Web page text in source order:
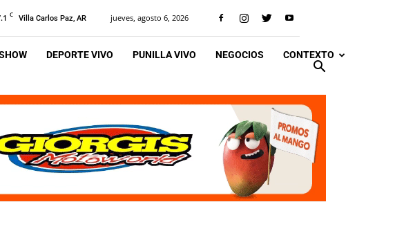
C Villa Carlos Paz, AR jueves, agosto 6, 2026
DEPORTE VIVO PUNILLA VIVO NEGOCIOS CONTEXTO